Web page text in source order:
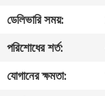
গুণমান
নিয়ন্ত্রণ
ডেলিভারি সময়:
পরিশোধের শর্ত:
যোগানের ক্ষমতা: